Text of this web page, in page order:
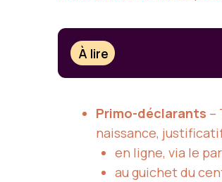
À lire
Primo-déclarants –
naissance,
en ligne, via le
au guichet du